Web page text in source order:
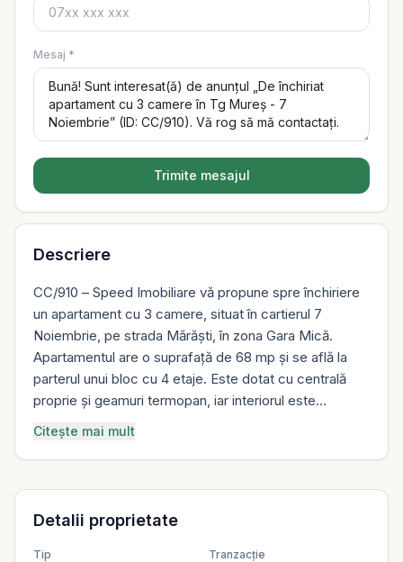
Mesaj *
Trimite mesajul
Descriere
CC/910 – Speed Imobiliare vă propune spre închiriere
un apartament cu 3 camere, situat în cartierul 7
Noiembrie, pe strada Mărăști, în zona Gara Mică.
Apartamentul are o suprafață de 68 mp și se află la
parterul unui bloc cu 4 etaje. Este dotat cu centrală
proprie și geamuri termopan, iar interiorul este
complet mobilat și utilat, oferind tot confortul necesar
pentru locuire imediată. Locuința este luminoasă și
bine compartimentată, ideală pentru o familie, studenți
sau persoane care doresc să locuiască într-o zonă
gării mici, a facultăților, a spitalului, precum și a
numeroaselor magazine și mijloace de transport în
Citește mai mult
Detalii proprietate
Tip Tranzacție